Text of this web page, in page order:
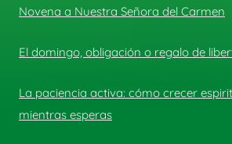
Novena a Nuestra Señora del Carmen
El domingo, obligación o regalo de
La paciencia activa: cómo crecer
mientras esperas